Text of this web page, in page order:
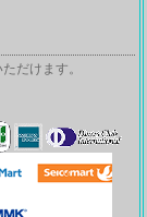
だけます。